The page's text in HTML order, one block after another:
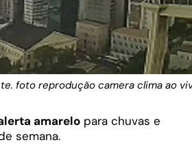
foto reprodução camera clima ao
amarelo para chuvas e
semana.